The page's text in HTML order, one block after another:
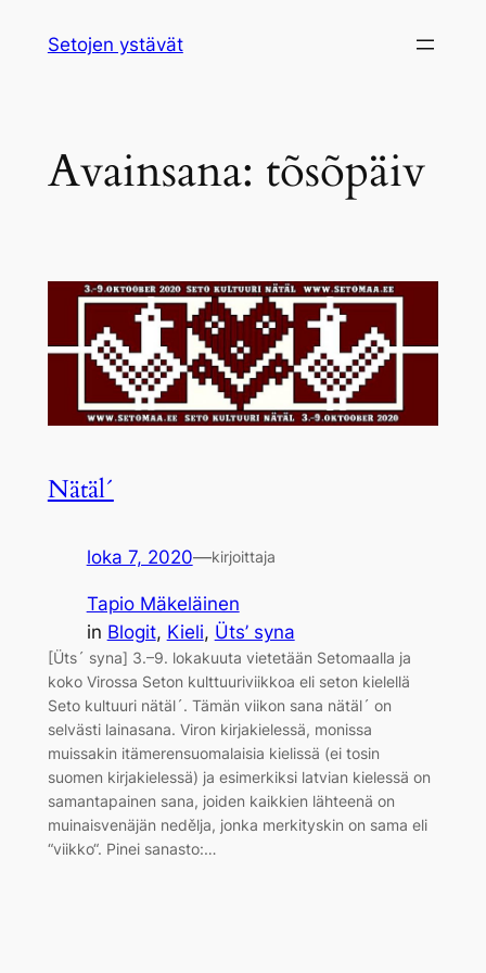
sisältöön
Setojen ystävät
Avainsana: tõsõpäiv
Nätäl´
loka 7, 2020—kirjoittaja
Tapio Mäkeläinen
in Blogit, Kieli, Üts’ syna
[Üts´ syna] 3.–­9. lokakuuta vietetään Setomaalla ja
koko Virossa Seton kulttuuriviikkoa eli seton kielellä
Seto kultuuri nätäl´. Tämän viikon sana nätäl´ on
selvästi lainasana. Viron kirjakielessä, monissa
muissakin itämerensuomalaisia kielissä (ei tosin
suomen kirjakielessä) ja esimerkiksi latvian kielessä on
samantapainen sana, joiden kaikkien lähteenä on
muinaisvenäjän nedělja, jonka merkityskin on sama eli
“viikko“. Pinei sanasto:…